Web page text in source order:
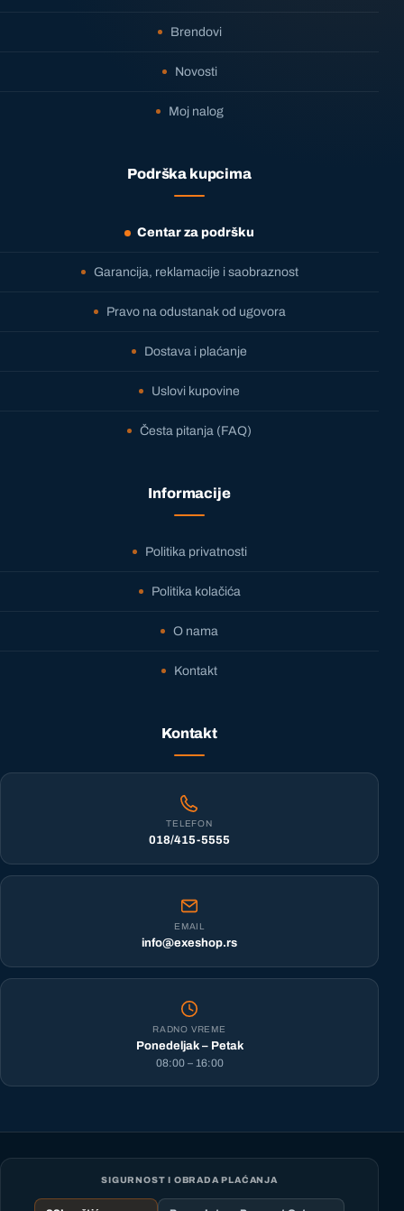
Brendovi
Novosti
Moj nalog
Podrška kupcima
Centar za podršku
Garancija, reklamacije i saobraznost
Pravo na odustanak od ugovora
Dostava i plaćanje
Uslovi kupovine
Česta pitanja (FAQ)
Informacije
Politika privatnosti
Politika kolačića
O nama
Kontakt
Kontakt
TELEFON
018/415-5555
EMAIL
info@exeshop.rs
RADNO VREME
Ponedeljak – Petak
08:00 – 16:00
SIGURNOST I OBRADA PLAĆANJA